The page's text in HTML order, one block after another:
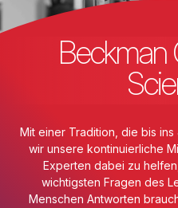
Beckman
Mit einer Tradition, die bis
wir unsere kontinuierliche
Experten dabei zu
wichtigsten Fragen des
Menschen Antworten